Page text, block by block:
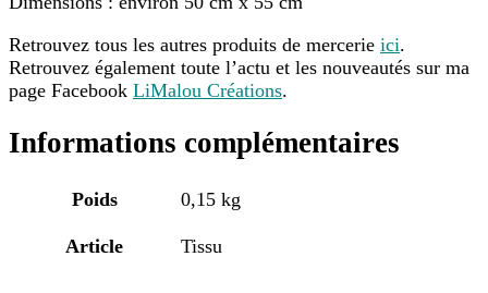
Retrouvez tous les autres produits de mercerie ici.
Retrouvez également toute l’actu et les nouveautés sur ma
page Facebook LiMalou Créations.
Informations complémentaires
Poids 0,15 kg
Article Tissu